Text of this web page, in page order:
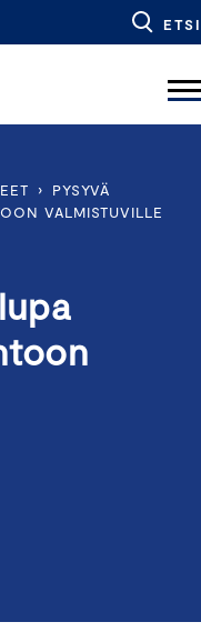
ETSI
›
PYSYVÄ
VALMISTUVILLE